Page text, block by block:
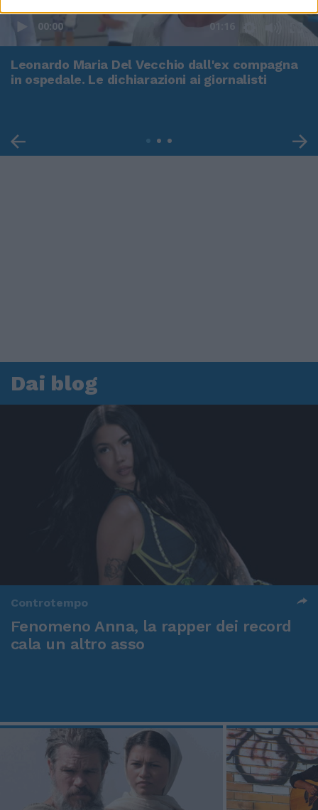
00:00 01:16
Leonardo Maria Del Vecchio dall'ex compagna
in ospedale. Le dichiarazioni ai giornalisti
Dai blog
Controtempo
Fenomeno Anna, la rapper dei record
cala un altro asso